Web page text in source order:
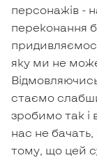
персонажів -
переконання
яку ми не
стаємо
зробимо так і
нас не
тому, що цей